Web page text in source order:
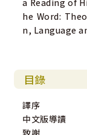
a Reading of
he Word:
n, Language
目錄
譯序
中文版導讀